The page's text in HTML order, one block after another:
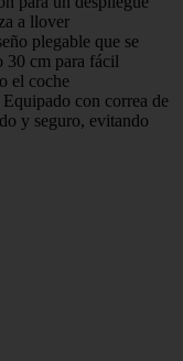
a llover
plegable que se
30 cm para fácil
el coche
con correa de
y seguro, evitando